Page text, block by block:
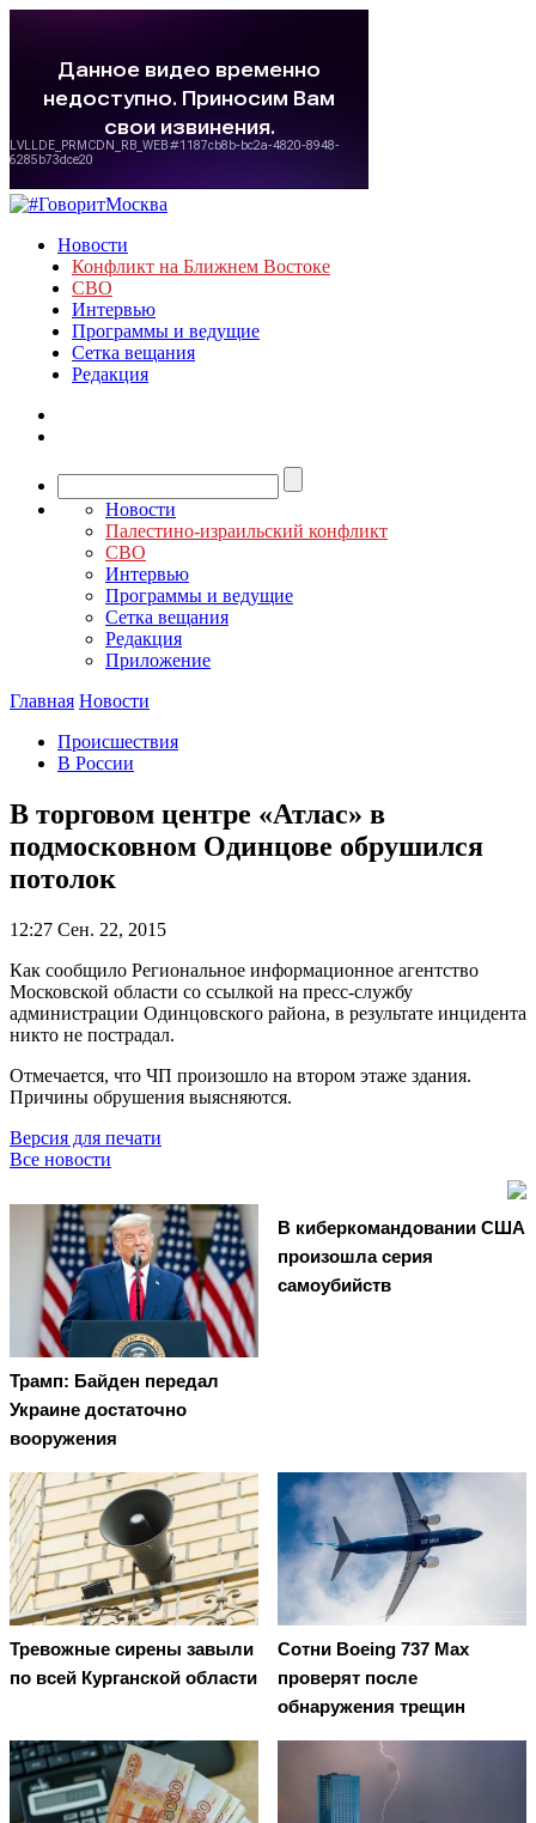
Новости
Конфликт на Ближнем Востоке
СВО
Интервью
Программы и ведущие
Сетка вещания
Редакция
Новости
Палестино-израильский конфликт
СВО
Интервью
Программы и ведущие
Сетка вещания
Редакция
Приложение
Главная Новости
Происшествия
В России
В торговом центре «Атлас» в
подмосковном Одинцове обрушился
потолок
12:27 Сен. 22, 2015
Как сообщило Региональное информационное агентство
Московской области со ссылкой на пресс-службу
администрации Одинцовского района, в результате инцидента
никто не пострадал.
Отмечается, что ЧП произошло на втором этаже здания.
Причины обрушения выясняются.
Версия для печати
Все новости
Трамп: Байден передал
Украине достаточно
вооружения
В киберкомандовании США
произошла серия
самоубийств
Тревожные сирены завыли
по всей Курганской области
Сотни Boeing 737 Max
проверят после
обнаружения трещин